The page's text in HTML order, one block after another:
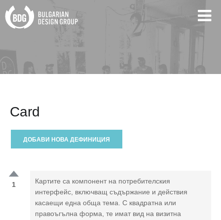
Card
ДОБАВИ НОВА ДЕФИНИЦИЯ
1
Картите са компонент на потребителския
интерфейс, включващ съдържание и действия
касаещи една обща тема. С квадратна или
правоъгълна форма, те имат вид на визитна